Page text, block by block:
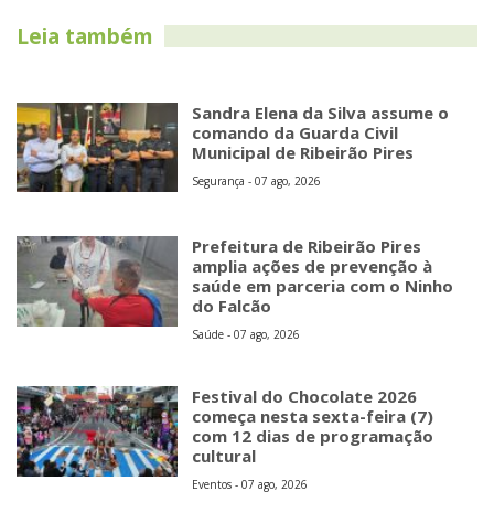
Leia também
Sandra Elena da Silva assume o
comando da Guarda Civil
Municipal de Ribeirão Pires
Segurança - 07 ago, 2026
Prefeitura de Ribeirão Pires
amplia ações de prevenção à
saúde em parceria com o Ninho
do Falcão
Saúde - 07 ago, 2026
Festival do Chocolate 2026
começa nesta sexta-feira (7)
com 12 dias de programação
cultural
Eventos - 07 ago, 2026